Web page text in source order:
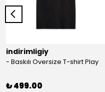
indirimligiy
- Baskılı Oversize T-shirt Play
₺ 499.00